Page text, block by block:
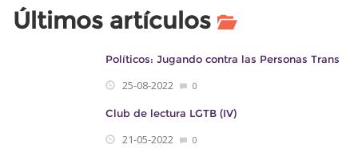
Últimos artículos
Políticos: Jugando contra las Personas Trans
25-08-2022 0
Club de lectura LGTB (IV)
21-05-2022 0